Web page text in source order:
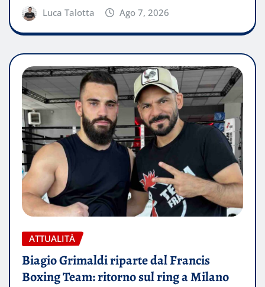
Luca Talotta Ago 7, 2026
ATTUALITÀ
Biagio Grimaldi riparte dal Francis
Boxing Team: ritorno sul ring a Milano